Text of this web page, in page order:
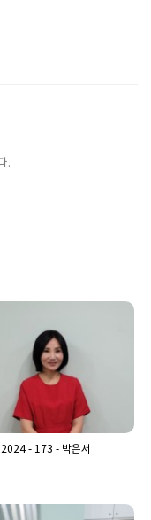
.
2024 - 173 - 박은서